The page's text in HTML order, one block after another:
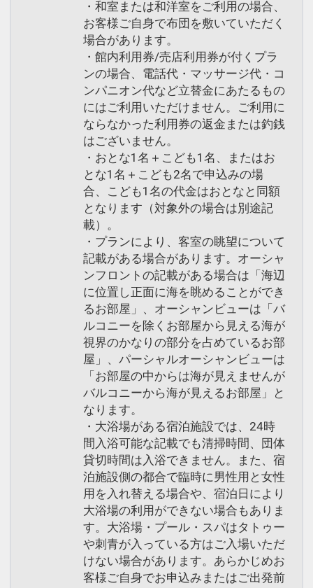
・和室または和洋室をご利用の場合、
お客様ご自身で布団を敷いていただく
場合があります。
・館内利用券/売店利用券が付くプラ
ンの場合、電話代・マッサージ代・コ
ンパニオン代など立替金にあたるもの
にはご利用いただけません。ご利用に
ならなかった利用券の返金または釣銭
はございません。
・おとな1名＋こども1名、またはお
とな1名＋こども2名で申込みの場
合、こども1名の代金はおとなと同額
となります（対象外の場合は別途記
載）。
・プランにより、客室の眺望について
記載がある場合があります。オーシャ
ンフロントの記載がある場合は「海辺
に位置し正面に海を眺めることができ
るお部屋」、オーシャンビューは「バ
ルコニーを除くお部屋から見える海が
視界のかなりの部分を占めているお部
屋」、パーシャルオーシャンビューは
「お部屋の中からは海が見えませんが
バルコニーから海が見えるお部屋」と
なります。
・大浴場がある宿泊施設では、24時
間入浴可能な記載でも清掃時間、団体
貸切時間は入浴できません。また、宿
泊施設側の都合で臨時に男性用と女性
用を入れ替える場合や、宿泊日により
大浴場の利用ができない場合もありま
す。大浴場・プール・スパはタトゥー
や刺青が入っている方はご入場いただ
けない場合があります。あらかじめお
客様ご自身でお申込みまたはご出発前